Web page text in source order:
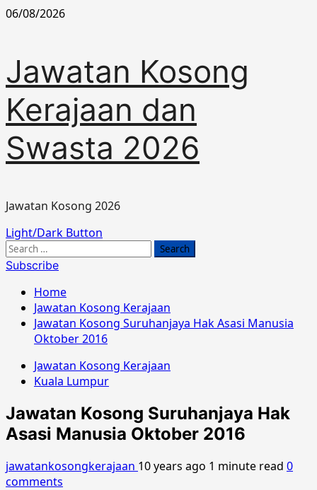
Skip
06/08/2026
Jawatan Kosong
Kerajaan dan
Swasta 2026
Jawatan Kosong 2026
Primary
Menu
Light/Dark Button
Search
for:
Subscribe
Home
Jawatan Kosong Kerajaan
Jawatan Kosong Suruhanjaya Hak Asasi Manusia
Oktober 2016
Jawatan Kosong Kerajaan
Kuala Lumpur
Jawatan Kosong Suruhanjaya Hak
Asasi Manusia Oktober 2016
jawatankosongkerajaan 10 years ago 1 minute read 0
comments